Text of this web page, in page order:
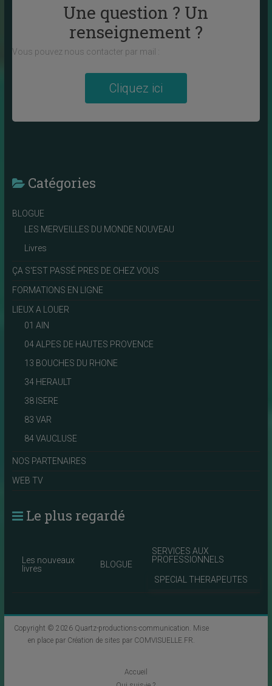
Une question ? Un
renseignement ?
Vous pouvez nous contacter par mail :
Cliquez ici
Catégories
BLOGUE
LES MERVEILLES DU MONDE NOUVEAU
Livres
ÇA S'EST PASSÉ PRES DE CHEZ VOUS
FORMATIONS EN LIGNE
LIEUX A LOUER
01 AIN
04 ALPES DE HAUTES PROVENCE
13 BOUCHES DU RHONE
34 HERAULT
38 ISERE
83 VAR
84 VAUCLUSE
NOS PARTENAIRES
WEB TV
Le plus regardé
Les nouveaux
livres
BLOGUE
SERVICES AUX
PROFESSIONNELS
SPECIAL THERAPEUTES
Copyright © 2026 Quartz-productions-communication . Mise
en place par Création de sites par COMVISUELLE.FR
Accueil